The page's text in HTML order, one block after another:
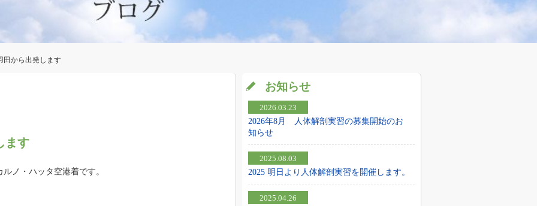
田から出発します
ます
ノ・ハッタ空港着です。
お知らせ
2026.03.23
2026年8月 人体解剖実習の募集開始のお
知らせ
2025.08.03
2025 明日より人体解剖実習を開催します。
2025.04.26